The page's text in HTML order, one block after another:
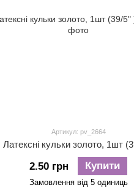
Артикул: pv_2664
Латексні кульки золото, 1шт
2.50 грн Купити
Замовлення від 5 одиниць